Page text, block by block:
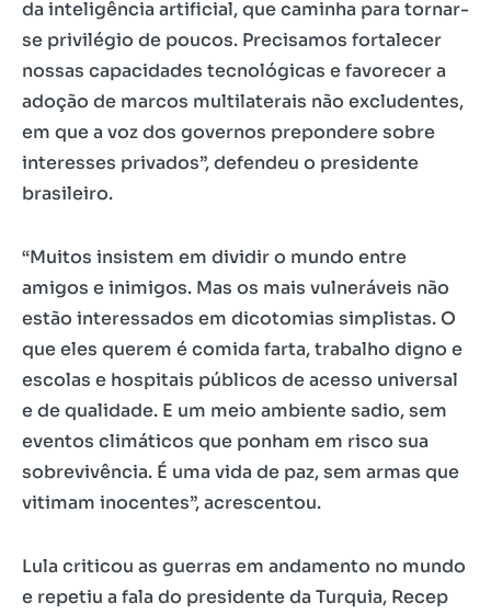
da inteligência artificial, que caminha para tornar-
se privilégio de poucos. Precisamos fortalecer
nossas capacidades tecnológicas e favorecer a
adoção de marcos multilaterais não excludentes,
em que a voz dos governos prepondere sobre
interesses privados”, defendeu o presidente
brasileiro.
“Muitos insistem em dividir o mundo entre
amigos e inimigos. Mas os mais vulneráveis não
estão interessados em dicotomias simplistas. O
que eles querem é comida farta, trabalho digno e
escolas e hospitais públicos de acesso universal
e de qualidade. E um meio ambiente sadio, sem
eventos climáticos que ponham em risco sua
sobrevivência. É uma vida de paz, sem armas que
vitimam inocentes”, acrescentou.
Lula criticou as guerras em andamento no mundo
e repetiu a fala do presidente da Turquia, Recep